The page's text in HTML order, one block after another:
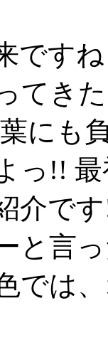
です
てき
にも
っ!!
介で
と言
では